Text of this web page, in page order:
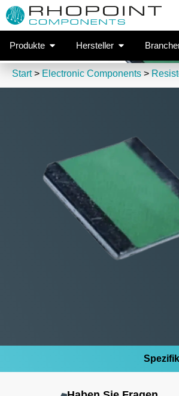
Produkte Hersteller
Start> Electronic Components >
Popup schließen